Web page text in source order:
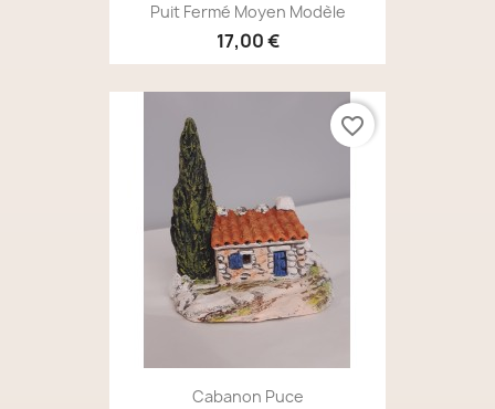
Puit Fermé Moyen Modèle
17,00 €
Cabanon Puce
favorite_border